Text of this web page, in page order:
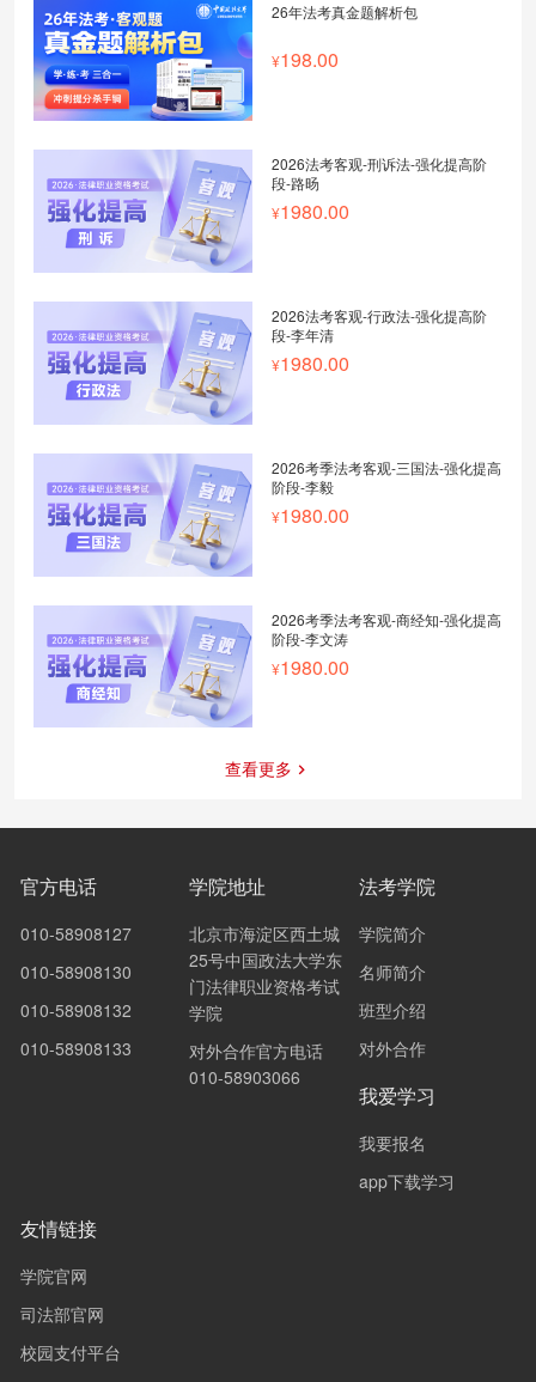
26年法考真金题解析包
198.00
2026法考客观-刑诉法-强化提高阶
段-路旸
1980.00
2026法考客观-行政法-强化提高阶
段-李年清
1980.00
2026考季法考客观-三国法-强化提高
阶段-李毅
1980.00
2026考季法考客观-商经知-强化提高
阶段-李文涛
1980.00
查看更多
官方电话
010-58908127
010-58908130
010-58908132
010-58908133
学院地址
北京市海淀区西土城
25号中国政法大学东
门法律职业资格考试
学院
对外合作官方电话
010-58903066
法考学院
学院简介
名师简介
班型介绍
对外合作
我爱学习
我要报名
app下载学习
友情链接
学院官网
司法部官网
校园支付平台